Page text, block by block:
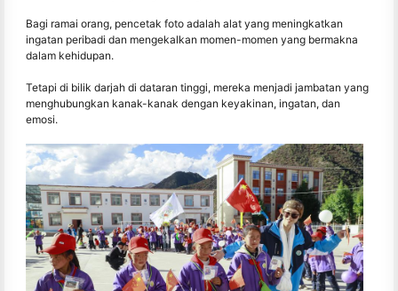
Bagi ramai orang, pencetak foto adalah alat yang meningkatkan
ingatan peribadi dan mengekalkan momen-momen yang bermakna
dalam kehidupan.
Tetapi di bilik darjah di dataran tinggi, mereka menjadi jambatan yang
menghubungkan kanak-kanak dengan keyakinan, ingatan, dan
emosi.